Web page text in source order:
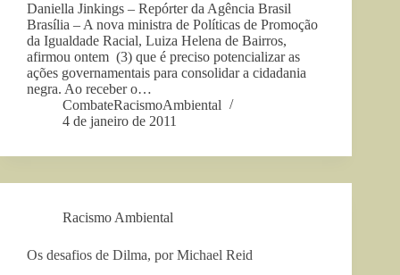
Daniella Jinkings – Repórter da Agência Brasil
Brasília – A nova ministra de Políticas de Promoção
da Igualdade Racial, Luiza Helena de Bairros,
afirmou ontem (3) que é preciso potencializar as
ações governamentais para consolidar a cidadania
negra. Ao receber o…
CombateRacismoAmbiental
4 de janeiro de 2011
Racismo Ambiental
Os desafios de Dilma, por Michael Reid